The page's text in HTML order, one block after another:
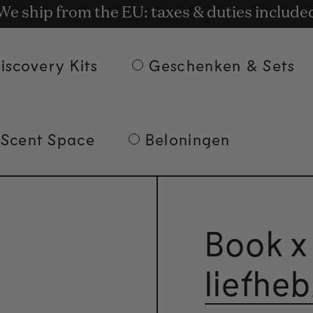
Bezorging bij bestellingen van € 135 en
ship from the EU: taxes & duties
rewards for shopping with
Kits Geschenken & Sets
Space Beloningen
Book